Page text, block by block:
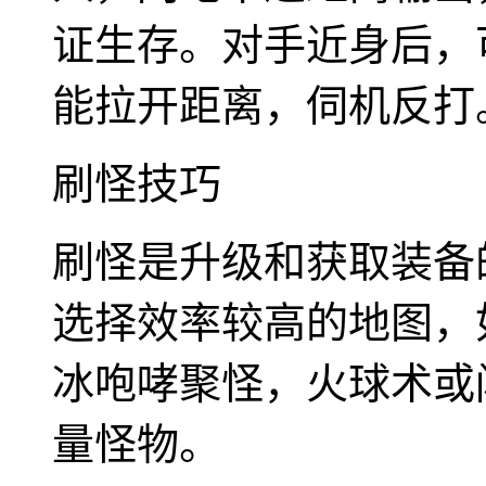
证生存。对手近身后
能拉开距离，伺机反打
刷怪技巧
刷怪是升级和获取装
选择效率较高的地图
冰咆哮聚怪，火球术
量怪物。